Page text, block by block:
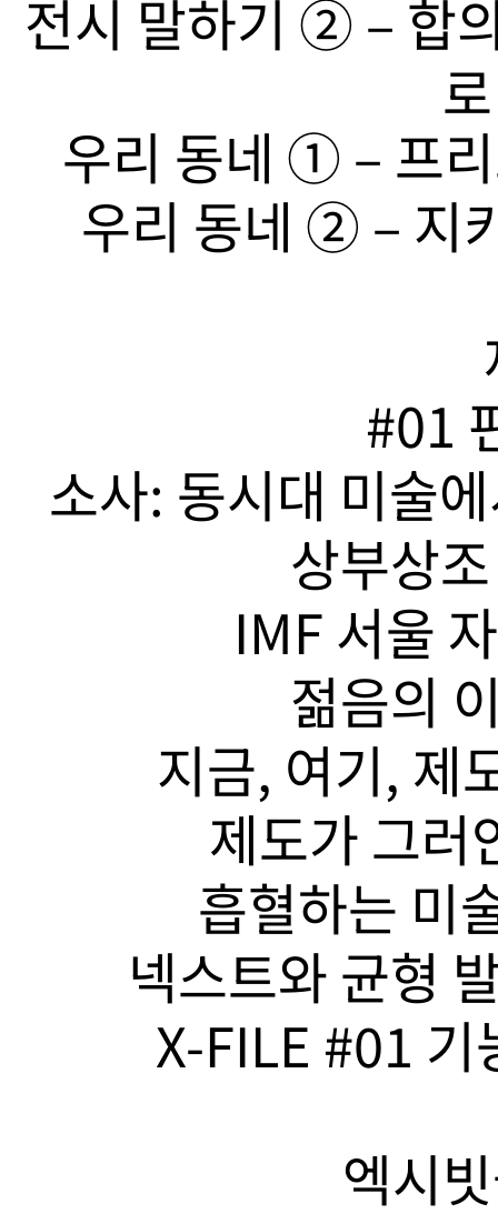
전시 말하기 ➁ – 합
우리 동네 ➀ – 프
우리 동네 ➁ – 지
#01
소사: 동시대 미술
상부상
IMF 서울
젊음의
지금, 여기, 제
제도가 그러
흡혈하는 미
넥스트와 균형
X-FILE #01 기
엑시